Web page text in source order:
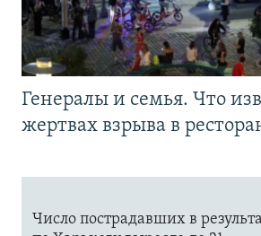
Генералы и семья. Что
жертвах взрыва в